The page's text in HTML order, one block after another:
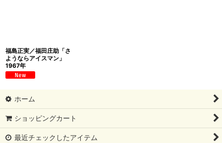
福島正実／福田庄助「さ
ようならアイスマン」
1967年
ホーム
ショッピングカート
最近チェックしたアイテム